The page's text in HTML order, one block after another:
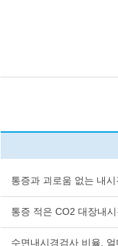
통증과 괴로움 없는 내
통증 적은 CO2 대장내시
수면내시경검사 비율,